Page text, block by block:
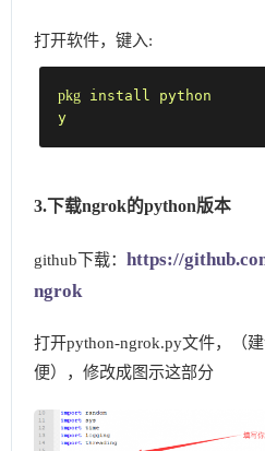
打开软件，键入:
pkg install python
y
3.下载ngrok的python版本
github下载： https://
ngrok
打开python-ngrok.py文件，（
便），修改成图示这部分